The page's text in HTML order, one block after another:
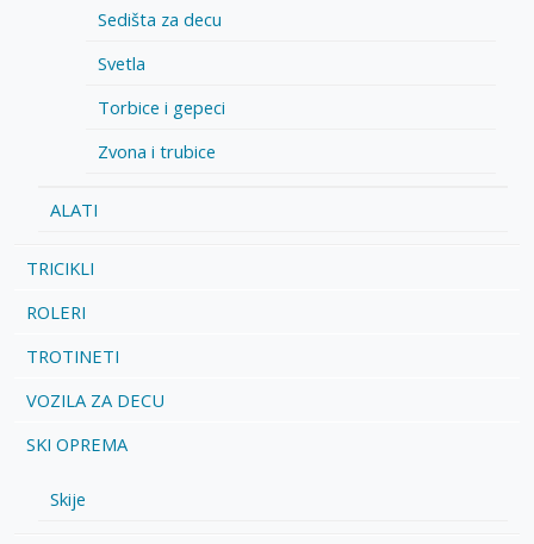
Sedišta za decu
Svetla
Torbice i gepeci
Zvona i trubice
ALATI
TRICIKLI
ROLERI
TROTINETI
VOZILA ZA DECU
SKI OPREMA
Skije